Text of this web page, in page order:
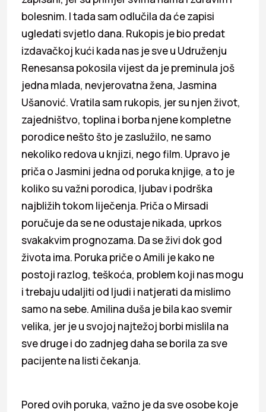
bolesnim. I tada sam odlučila da će zapisi
ugledati svjetlo dana. Rukopis je bio predat
izdavačkoj kući kada nas je sve u Udruženju
Renesansa pokosila vijest da je preminula još
jedna mlada, nevjerovatna žena, Jasmina
Ušanović. Vratila sam rukopis, jer su njen život,
zajedništvo, toplina i borba njene kompletne
porodice nešto što je zaslužilo, ne samo
nekoliko redova u knjizi, nego film. Upravo je
priča o Jasmini jedna od poruka knjige, a to je
koliko su važni porodica, ljubav i podrška
najbližih tokom liječenja. Priča o Mirsadi
poručuje da se ne odustaje nikada, uprkos
svakakvim prognozama. Da se živi dok god
života ima. Poruka priče o Amili je kako ne
postoji razlog, teškoća, problem koji nas mogu
i trebaju udaljiti od ljudi i natjerati da mislimo
samo na sebe. Amilina duša je bila kao svemir
velika, jer je u svojoj najtežoj borbi mislila na
sve druge i do zadnjeg daha se borila za sve
pacijente na listi čekanja.
Pored ovih poruka, važno je da sve osobe koje